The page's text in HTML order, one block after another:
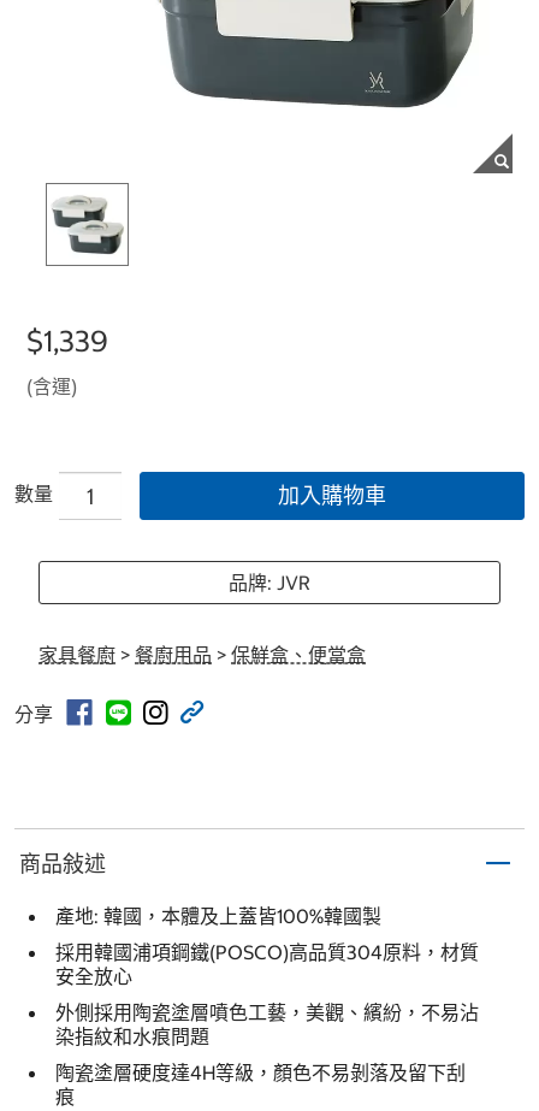
$1,339
(含運)
數量 加入購物車
品牌: JVR
家具餐廚 > 餐廚用品 > 保鮮盒、便當盒
分享
商品敍述
產地: 韓國，本體及上蓋皆100%韓國製
採用韓國浦項鋼鐵(POSCO)高品質304原料，材質
安全放心
外側採用陶瓷塗層噴色工藝，美觀、繽紛，不易沾
染指紋和水痕問題
陶瓷塗層硬度達4H等級，顏色不易剝落及留下刮
痕